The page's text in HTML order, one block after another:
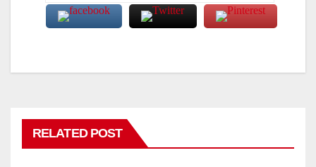
RELATED POST